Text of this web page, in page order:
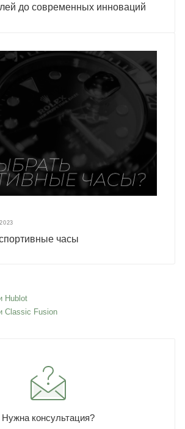
до современных инноваций
часы
Hublot
Classic Fusion
Нужна консультация?